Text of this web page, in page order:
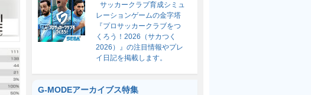
サッカークラブ育成シミュ
レーションゲームの金字塔
『プロサッカークラブをつ
くろう！2026（サカつく
2026）』の注目情報やプレ
イ日記を掲載します。
G-MODEアーカイブス特集